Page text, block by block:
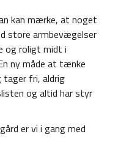
kan mærke, at noget
store armbevægelser
og roligt midt i
ny måde at tænke
tager fri, aldrig
og altid har styr
er vi i gang med